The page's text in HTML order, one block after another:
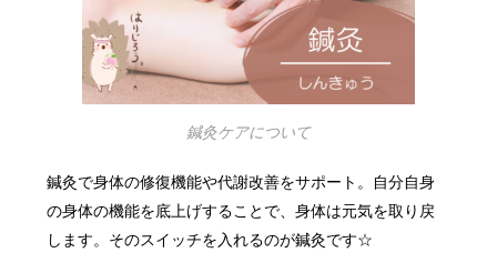
鍼灸ケアについて
鍼灸で身体の修復機能や代謝改善をサポート。自分自身
の身体の機能を底上げすることで、身体は元気を取り戻
します。そのスイッチを入れるのが鍼灸です☆